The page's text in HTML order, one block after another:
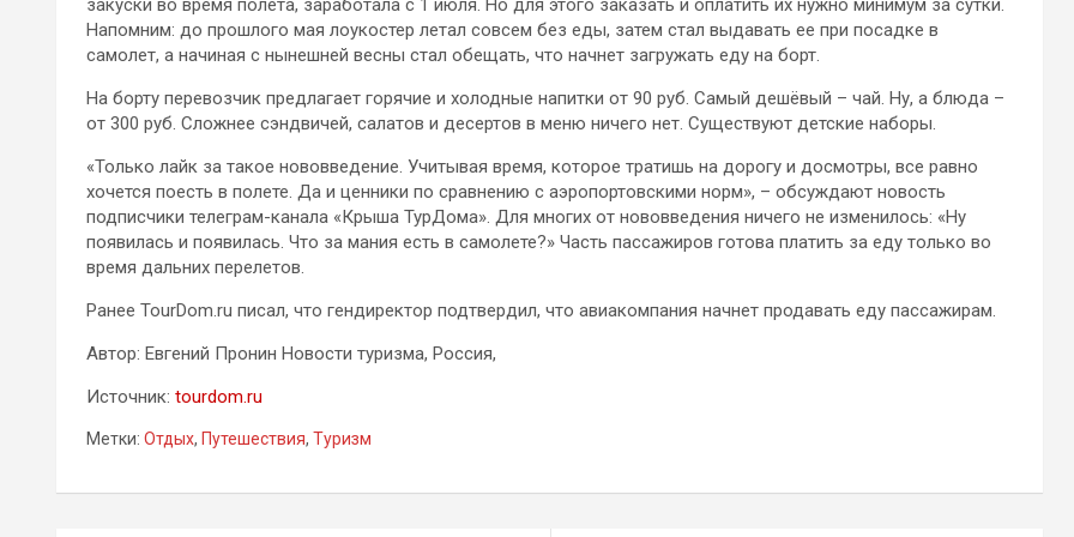
закуски во время полета, заработала с 1 июля. Но для этого заказать и оплатить их нужно минимум за сутки.
Напомним: до прошлого мая лоукостер летал совсем без еды, затем стал выдавать ее при посадке в
самолет, а начиная с нынешней весны стал обещать, что начнет загружать еду на борт.
На борту перевозчик предлагает горячие и холодные напитки от 90 руб. Самый дешёвый – чай. Ну, а блюда –
от 300 руб. Сложнее сэндвичей, салатов и десертов в меню ничего нет. Существуют детские наборы.
«Только лайк за такое нововведение. Учитывая время, которое тратишь на дорогу и досмотры, все равно
хочется поесть в полете. Да и ценники по сравнению с аэропортовскими норм», – обсуждают новость
подписчики телеграм-канала «Крыша ТурДома». Для многих от нововведения ничего не изменилось: «Ну
появилась и появилась. Что за мания есть в самолете?» Часть пассажиров готова платить за еду только во
время дальних перелетов.
Ранее TourDom.ru писал, что гендиректор подтвердил, что авиакомпания начнет продавать еду пассажирам.
Автор: Евгений Пронин Новости туризма, Россия,
Источник: tourdom.ru
Метки: Отдых, Путешествия, Туризм